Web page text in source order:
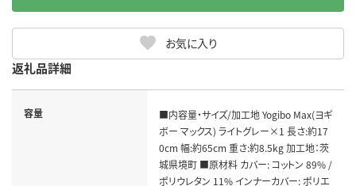
お気に入り
返礼品詳細
容量
■内容量・サイズ/加工地 Yogibo Max(ヨギ
ボー マックス) ライトグレー×1 長さ:約17
0cm 幅:約65cm 重さ:約8.5kg 加工地：茨
城県境町 ■原材料 カバー: コットン 89% /
ポリウレタン 11% インナーカバー: ポリエ